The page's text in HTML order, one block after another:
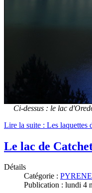
Ci-dessus : le lac
Lire la suite : Les laquettes
Le lac de
Détails
Catégorie :
Publication : lundi 4